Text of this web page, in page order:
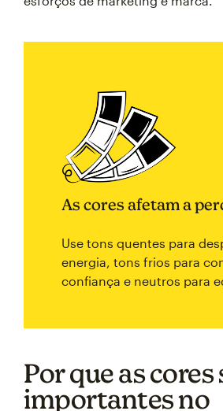
As cores afetam a
Use tons quentes para
energia, tons frios para
confiança e neutros para
Por que as cores
importantes no